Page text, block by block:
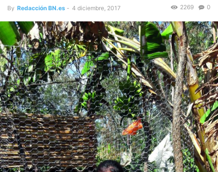
By Redacción BN.es - 4 diciembre, 2017 0
2269